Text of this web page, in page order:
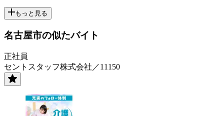
もっと見る
名古屋市の似たバイト
正社員
セントスタッフ株式会社／11150